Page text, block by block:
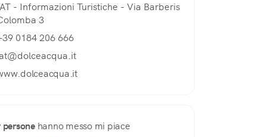
- Informazioni Turistiche - Via Barberis
3
0184 206 666
personehanno messo mi piace